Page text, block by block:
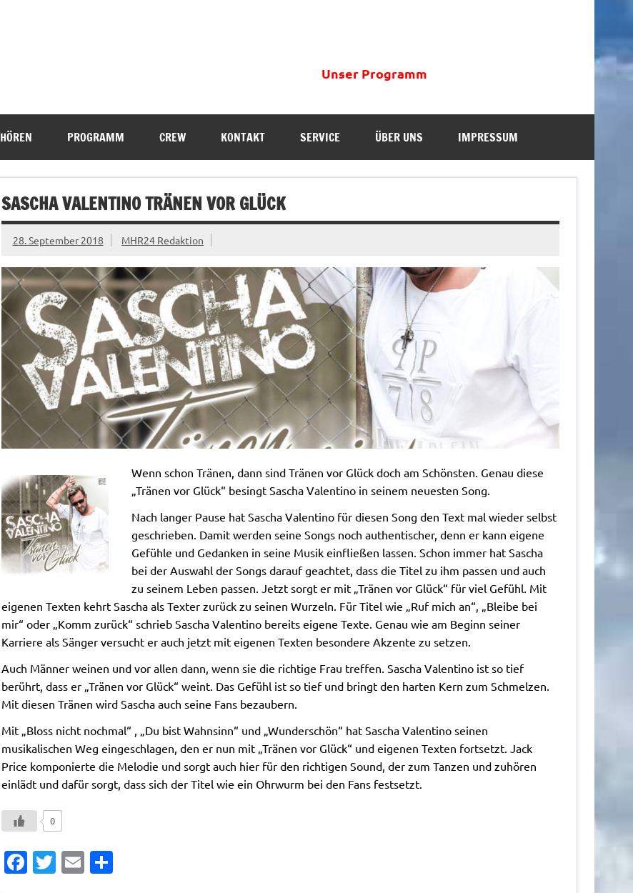
Unser Programm
HÖREN PROGRAMM CREW KONTAKT SERVICE ÜBER UNS IMPRESSUM
SASCHA VALENTINO TRÄNEN VOR GLÜCK
28. September 2018 MHR24 Redaktion
Wenn schon Tränen, dann sind Tränen vor Glück doch am Schönsten. Genau diese
„Tränen vor Glück“ besingt Sascha Valentino in seinem neuesten Song.
Nach langer Pause hat Sascha Valentino für diesen Song den Text mal wieder selbst
geschrieben. Damit werden seine Songs noch authentischer, denn er kann eigene
Gefühle und Gedanken in seine Musik einfließen lassen. Schon immer hat Sascha
bei der Auswahl der Songs darauf geachtet, dass die Titel zu ihm passen und auch
zu seinem Leben passen. Jetzt sorgt er mit „Tränen vor Glück“ für viel Gefühl. Mit
eigenen Texten kehrt Sascha als Texter zurück zu seinen Wurzeln. Für Titel wie „Ruf mich an“, „Bleibe bei
mir“ oder „Komm zurück“ schrieb Sascha Valentino bereits eigene Texte. Genau wie am Beginn seiner
Karriere als Sänger versucht er auch jetzt mit eigenen Texten besondere Akzente zu setzen.
Auch Männer weinen und vor allen dann, wenn sie die richtige Frau treffen. Sascha Valentino ist so tief
berührt, dass er „Tränen vor Glück“ weint. Das Gefühl ist so tief und bringt den harten Kern zum Schmelzen.
Mit diesen Tränen wird Sascha auch seine Fans bezaubern.
Mit „Bloss nicht nochmal“ , „Du bist Wahnsinn“ und „Wunderschön“ hat Sascha Valentino seinen
musikalischen Weg eingeschlagen, den er nun mit „Tränen vor Glück“ und eigenen Texten fortsetzt. Jack
Price komponierte die Melodie und sorgt auch hier für den richtigen Sound, der zum Tanzen und zuhören
einlädt und dafür sorgt, dass sich der Titel wie ein Ohrwurm bei den Fans festsetzt.
0
Fa T E T